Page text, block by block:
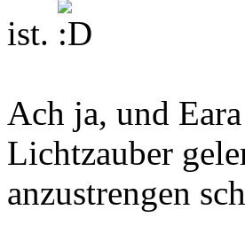
ist.
Ach ja, und
Lichtzauber
anzustrengen